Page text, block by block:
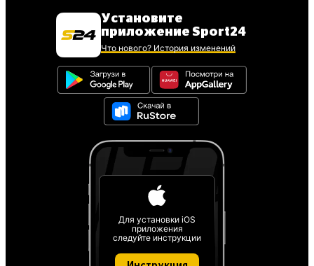
Установите
приложение Sport24
Что нового? История изменений
Для установки iOS
приложения
следуйте инструкции